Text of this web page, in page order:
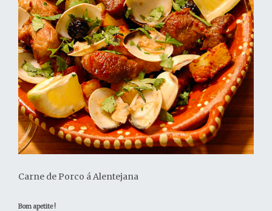
Carne de Porco á Alentejana
Bom apetite !